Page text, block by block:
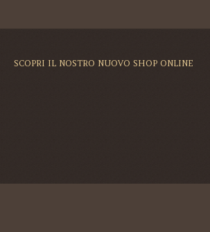
SCOPRI IL NOSTRO NUOVO SHOP ONLINE